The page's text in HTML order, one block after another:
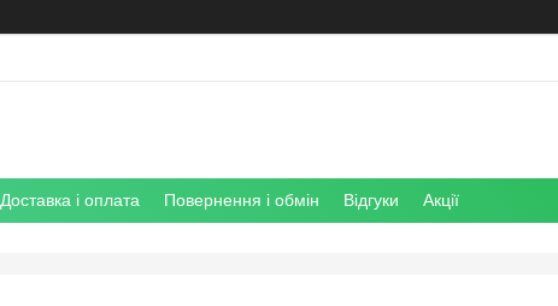
Доставка і оплата Повернення і обмін Відгуки Акції